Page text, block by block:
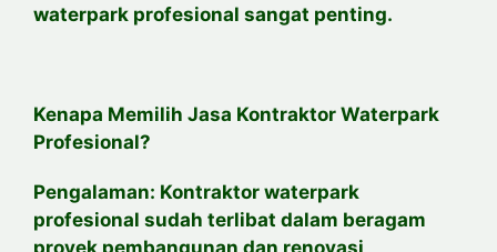
waterpark profesional sangat penting.
Kenapa Memilih Jasa Kontraktor Waterpark
Profesional?
Pengalaman: Kontraktor waterpark
profesional sudah terlibat dalam beragam